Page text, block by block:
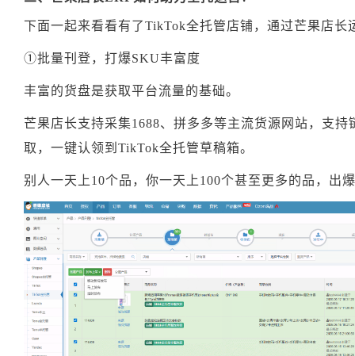
下面一起来看看有了TikTok全托管店铺，通过芒果店长
①批量刊登，打爆SKU丰富度
丰富的货盘是获取平台流量的基础。
芒果店长支持采集1688、拼多多等主流货源网站，支持
取，一键认领到TikTok全托管草稿箱。
别人一天上10个品，你一天上100个甚至更多的品，出